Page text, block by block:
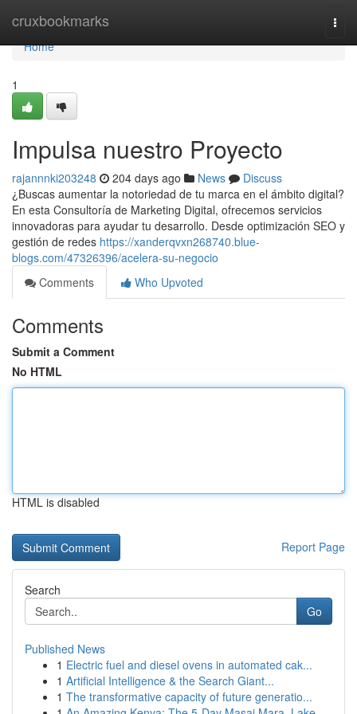
cruxbookmarks
Home
Home
1
Impulsa nuestro Proyecto
rajannnki203248 204 days ago News
Discuss
¿Buscas aumentar la notoriedad de tu marca en el ámbito digital?
En esta Consultoría de Marketing Digital, ofrecemos servicios
innovadoras para ayudar tu desarrollo. Desde optimización SEO y
gestión de redes https://xanderqvxn268740.blue-
blogs.com/47326396/acelera-su-negocio
Comments
Who Upvoted
Comments
Submit a Comment
No HTML
HTML is disabled
Report Page
Search
Go
Published News
1 Electric fuel and diesel ovens in automated cak...
1 Artificial Intelligence & the Search Giant...
1 The transformative capacity of future generatio...